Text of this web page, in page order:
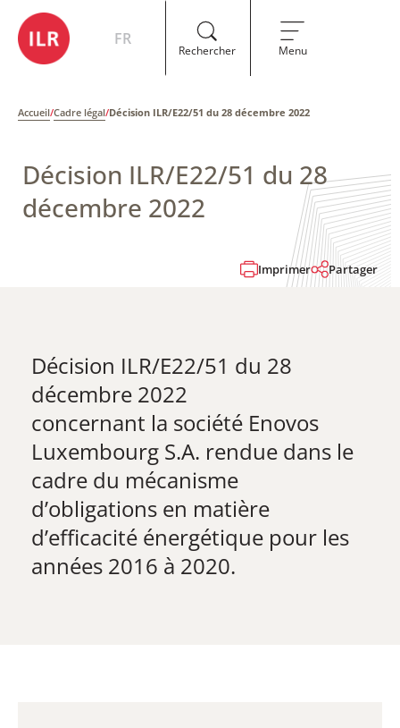
FR
Rechercher Menu
Accueil/Cadre légal/Décision ILR/E22/51 du 28 décembre 2022
Décision ILR/E22/51 du 28
décembre 2022
Imprimer Partager
Décision ILR/E22/51 du 28
décembre 2022
​concernant la société Enovos
Luxembourg S.A. rendue dans le
cadre du mécanisme
d’obligations en matière
d’efficacité énergétique pour les
années 2016 à 2020.